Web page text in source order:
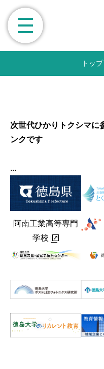
トップ
次世代ひかりトクシマに
ンクです
...
阿南工業高等専門
学校